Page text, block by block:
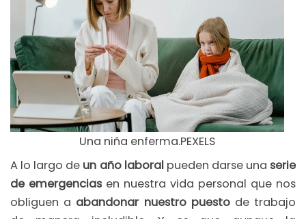
Una niña enferma.PEXELS
A lo largo de un año laboralpueden darse una serie
de emergencias en nuestra vida personal que nos
obliguen a abandonar nuestro puestode trabajo